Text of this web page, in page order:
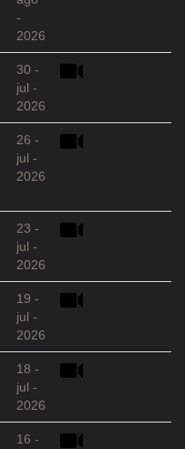
-
2026
30 -
jul -
2026
26 -
jul -
2026
23 -
jul -
2026
19 -
jul -
2026
18 -
jul -
2026
16 -